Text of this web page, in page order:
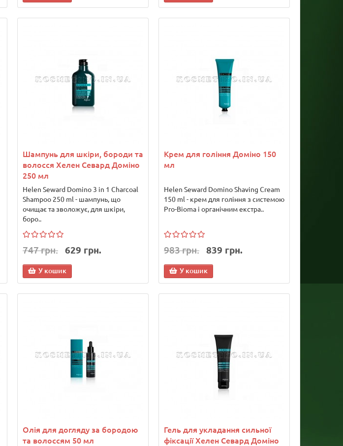
Шампунь для шкіри, бороди та
волосся Хелен Севард Доміно
250 мл
Helen Seward Domino 3 in 1 Charcoal
Shampoo 250 ml - шампунь, що
очищає та зволожує, для шкіри,
боро..
747 грн. 629 грн.
У кошик
Крем для гоління Доміно 150
мл
Helen Seward Domino Shaving Cream
150 ml - крем для гоління з системою
Pro-Bioma і органічним екстра..
983 грн. 839 грн.
У кошик
Олія для догляду за бородою
та волоссям 50 мл
Гель для укладання сильної
фіксації Хелен Севард Доміно